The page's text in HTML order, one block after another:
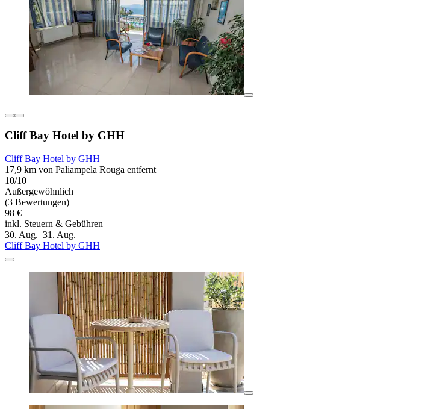
Cliff Bay Hotel by GHH
Cliff Bay Hotel by GHH
17,9 km von Paliampela Rouga entfernt
10/10
Außergewöhnlich
(3 Bewertungen)
98 €
inkl. Steuern & Gebühren
30. Aug.–31. Aug.
Cliff Bay Hotel by GHH